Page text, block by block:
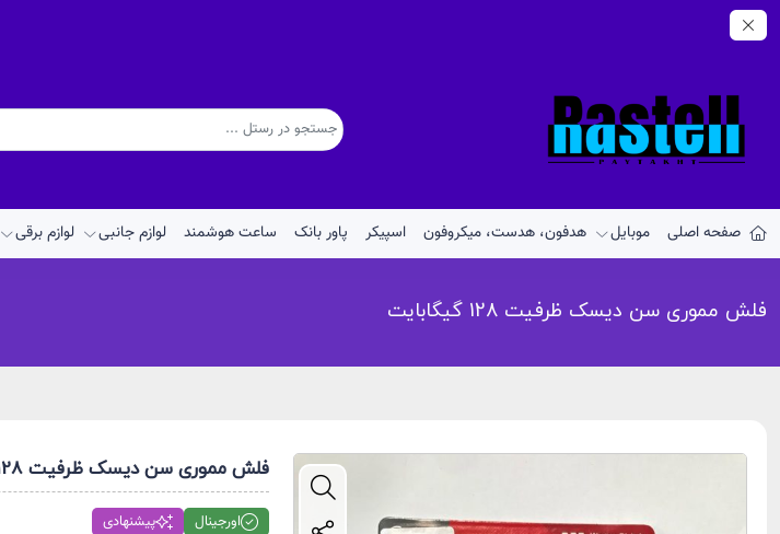
صفحه اصلی موبایل هدفون، هدست، میکروفون اسپیکر پاور بانک ساعت هوشمند لوازم جانبی لوازم برقی
فلش مموری سن دیسک ظرفیت 128 گیگابایت
فلش مموری سن دیسک ظرفیت 128 گیگابایت
اورجینال پیشنهادی